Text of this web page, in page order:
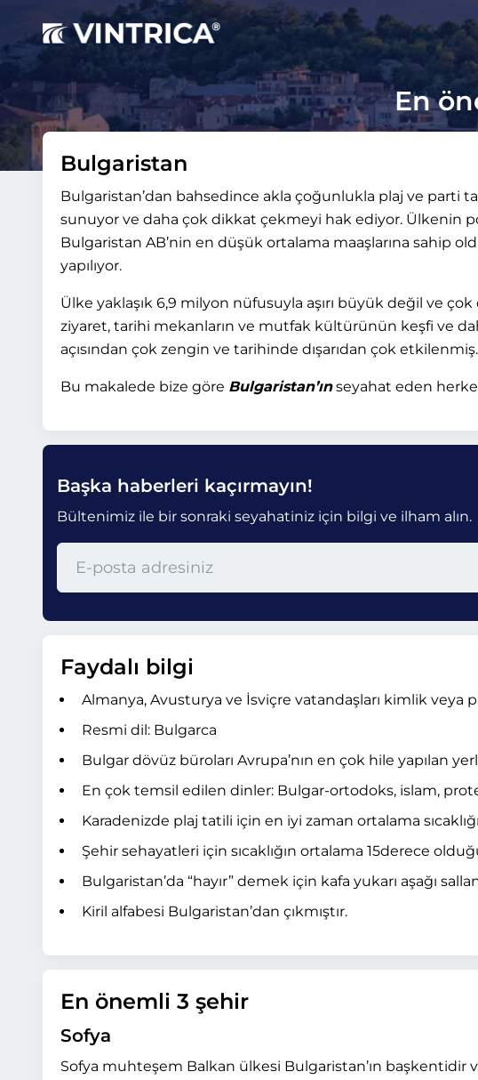
En
Bulgaristan
Bulgaristan’dan bahsedince akla çoğunlukla plaj ve parti
sunuyor ve daha çok dikkat çekmeyi hak ediyor. Ülkenin
Bulgaristan AB’nin en düşük ortalama maaşlarına sahip
yapılıyor.
Ülke yaklaşık 6,9 milyon nüfusuyla aşırı büyük değil ve
ziyaret, tarihi mekanların ve mutfak kültürünün keşfi ve
açısından çok zengin ve tarihinde dışarıdan çok etkilenmiş.
Bu makalede bize göre Bulgaristan’ınseyahat eden
Başka haberleri kaçırmayın!
Bültenimiz ile bir sonraki seyahatiniz için bilgi ve ilham alın.
Faydalı bilgi
Almanya, Avusturya ve İsviçre vatandaşları kimlik veya
Resmi dil: Bulgarca
Bulgar dövüz büroları Avrupa’nın en çok hile yapılan
En çok temsil edilen dinler: Bulgar-ortodoks, islam,
Karadenizde plaj tatili için en iyi zaman ortalama
Şehir sehayatleri için sıcaklığın ortalama 15derece
Bulgaristan’da “hayır” demek için kafa yukarı aşağı
Kiril alfabesi Bulgaristan’dan çıkmıştır.
En önemli 3 şehir
Sofya
Sofya muhteşem Balkan ülkesi Bulgaristan’ın başkentidir